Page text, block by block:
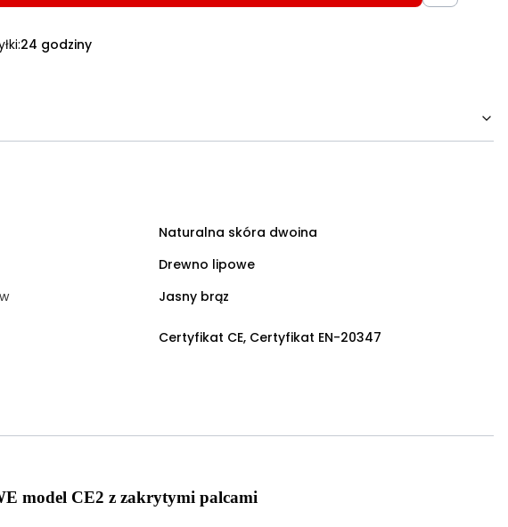
24 godziny
Naturalna skóra dwoina
Drewno lipowe
Jasny brąz
Certyfikat CE, Certyfikat EN-20347
model CE2 z zakrytymi palcami